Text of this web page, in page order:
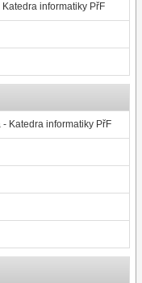
informatiky PřF
Katedra informatiky PřF